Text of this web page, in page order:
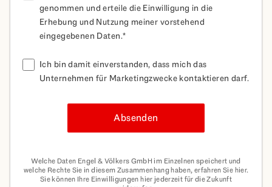
genommen und erteile die Einwilligung in die
Erhebung und Nutzung meiner vorstehend
eingegebenen Daten.*
Ich bin damit einverstanden, dass mich das
Unternehmen für Marketingzwecke kontaktieren darf.
Absenden
Welche Daten Engel & Völkers GmbH im Einzelnen speichert und
welche Rechte Sie in diesem Zusammenhang haben, erfahren Sie hier.
Sie können Ihre Einwilligungen hier jederzeit für die Zukunft